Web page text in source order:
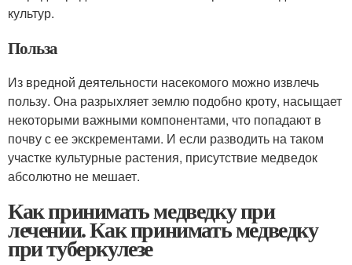
культур.
Польза
Из вредной деятельности насекомого можно извлечь
пользу. Она разрыхляет землю подобно кроту, насыщает
некоторыми важными компонентами, что попадают в
почву с ее экскрементами. И если разводить на таком
участке культурные растения, присутствие медведок
абсолютно не мешает.
Как принимать медведку при
лечении. Как принимать медведку
при туберкулезе